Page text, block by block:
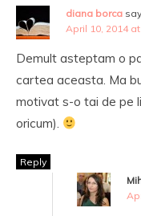
diana borca
April 10, 2014
Demult asteptam o
cartea aceasta. Ma
motivat s-o tai de pe
oricum).
Reply